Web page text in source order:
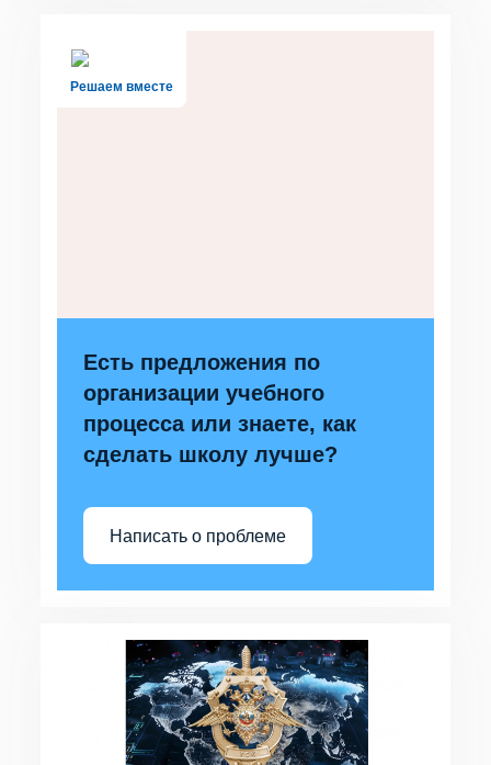
Решаем вместе
Есть предложения по
организации учебного
процесса или знаете, как
сделать школу лучше?
Написать о проблеме